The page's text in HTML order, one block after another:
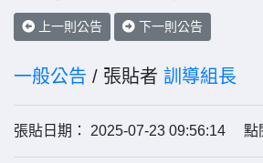
上一則公告 下一則公告
一般公告 / 張貼者 訓導組長
張貼日期： 2025-07-23 09:56:14 點